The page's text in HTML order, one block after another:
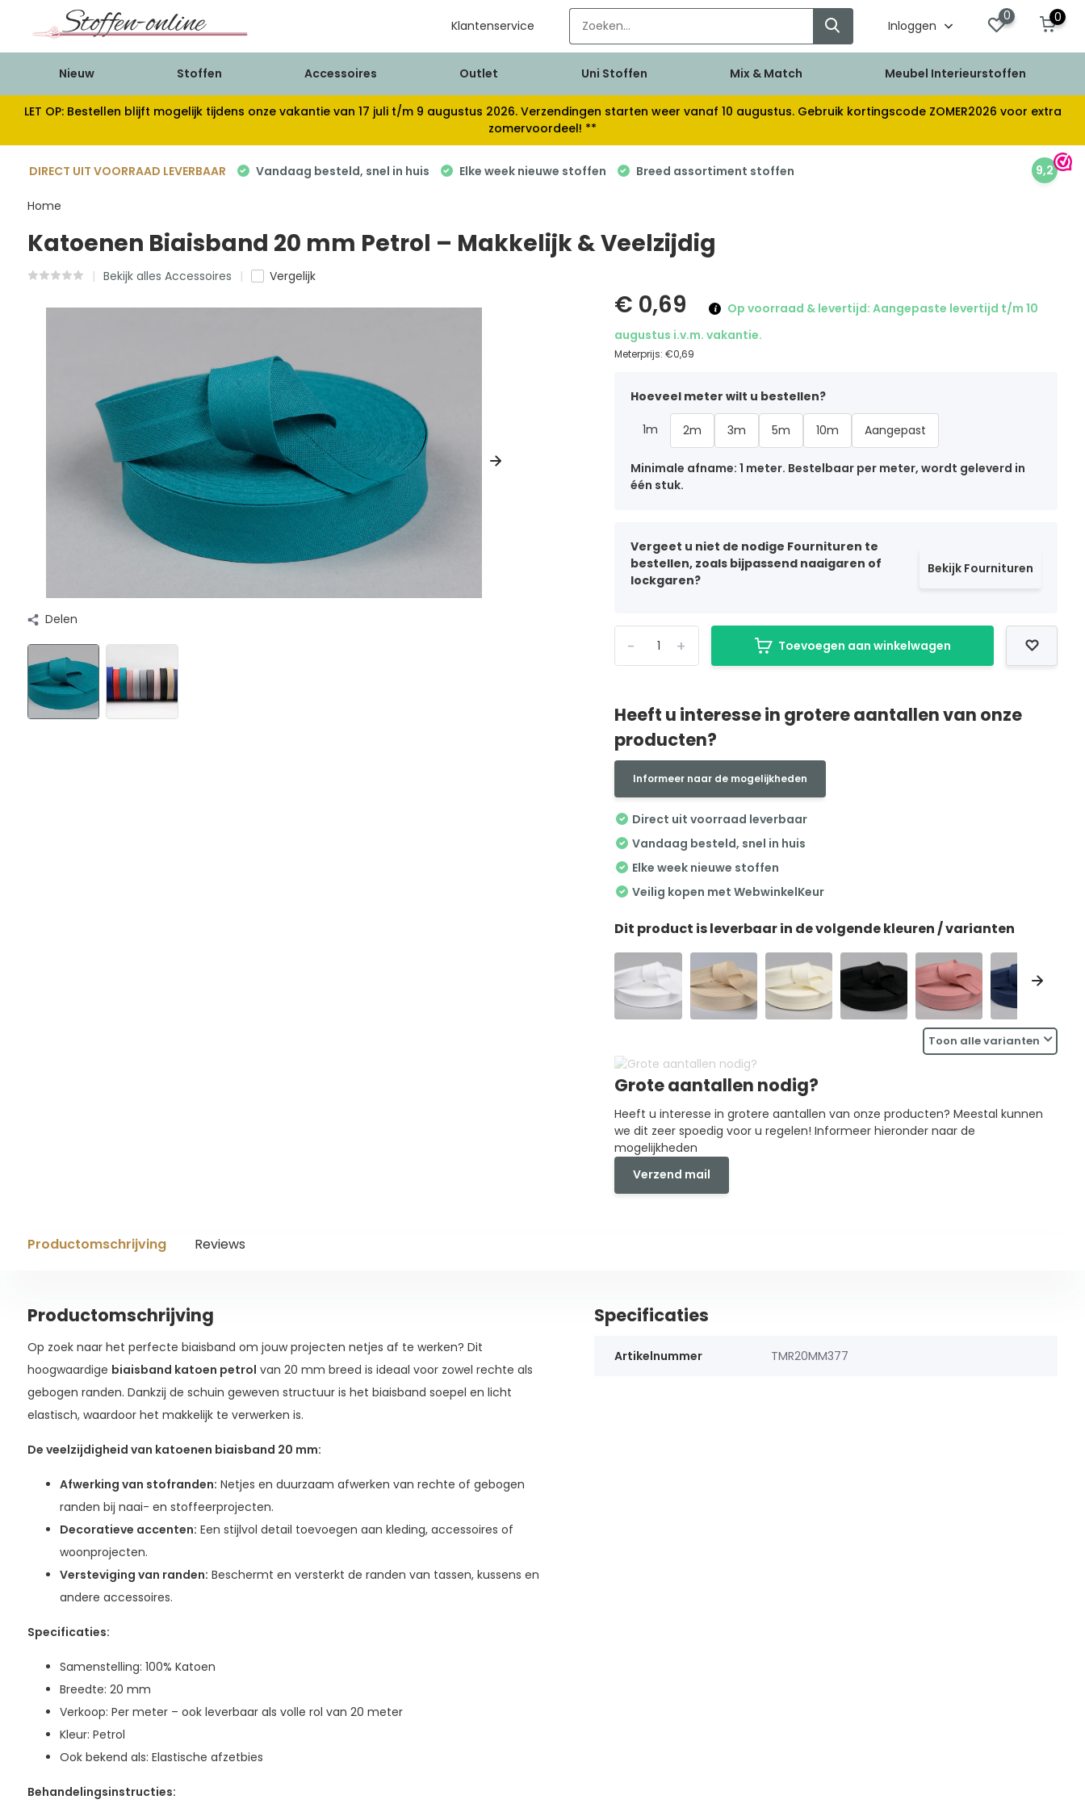
Klantenservice Inloggen
0 0
Nieuw Stoffen Accessoires Outlet Uni Stoffen Mix & Match Meubel Interieurstoffen
LET OP: Bestellen blijft mogelijk tijdens onze vakantie van 17 juli t/m 9 augustus 2026. Verzendingen starten weer vanaf 10 augustus. Gebruik kortingscode ZOMER2026 voor extra
zomervoordeel! **
DIRECT UIT VOORRAAD LEVERBAAR Vandaag besteld, snel in huis Elke week nieuwe stoffen Breed assortiment stoffen 9,2
Home
Katoenen Biaisband 20 mm Petrol – Makkelijk & Veelzijdig
Bekijk alles Accessoires Vergelijk
Delen
€ 0,69
Op voorraad & levertijd: Aangepaste levertijd t/m 10
augustus i.v.m. vakantie.
Meterprijs:€0,69
Hoeveel meter wilt u bestellen?
1m 2m 3m 5m 10m Aangepast
Minimale afname: 1 meter. Bestelbaar per meter, wordt geleverd in
één stuk.
Vergeet u niet de nodige Fournituren te
bestellen, zoals bijpassend naaigaren of
lockgaren?
Bekijk Fournituren
+
- Toevoegen aan winkelwagen
Heeft u interesse in grotere aantallen van onze
producten?
Informeer naar de mogelijkheden
Direct uit voorraad leverbaar
Vandaag besteld, snel in huis
Elke week nieuwe stoffen
Veilig kopen met WebwinkelKeur
Dit product is leverbaar in de volgende kleuren / varianten
Toon alle varianten
Grote aantallen nodig?
Heeft u interesse in grotere aantallen van onze producten? Meestal kunnen
we dit zeer spoedig voor u regelen! Informeer hieronder naar de
mogelijkheden
Verzend mail
Productomschrijving Reviews
Productomschrijving
Op zoek naar het perfecte biaisband om jouw projecten netjes af te werken? Dit
hoogwaardige biaisband katoen petrol van 20 mm breed is ideaal voor zowel rechte als
gebogen randen. Dankzij de schuin geweven structuur is het biaisband soepel en licht
elastisch, waardoor het makkelijk te verwerken is.
De veelzijdigheid van katoenen biaisband 20 mm:
Afwerking van stofranden: Netjes en duurzaam afwerken van rechte of gebogen
randen bij naai- en stoffeerprojecten.
Decoratieve accenten: Een stijlvol detail toevoegen aan kleding, accessoires of
woonprojecten.
Versteviging van randen: Beschermt en versterkt de randen van tassen, kussens en
andere accessoires.
Specificaties:
Samenstelling: 100% Katoen
Breedte: 20 mm
Verkoop: Per meter – ook leverbaar als volle rol van 20 meter
Kleur: Petrol
Ook bekend als: Elastische afzetbies
Behandelingsinstructies:
Specificaties
Artikelnummer TMR20MM377